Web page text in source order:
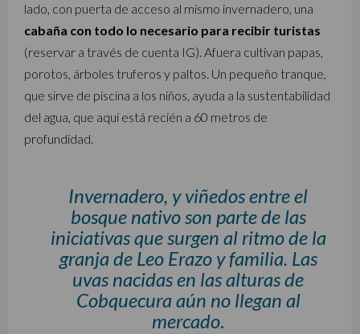
lado, con puerta de acceso al mismo invernadero, una
cabaña con todo lo necesario para recibir turistas
(reservar a través de cuenta IG). Afuera cultivan papas,
porotos, árboles truferos y paltos. Un pequeño tranque,
que sirve de piscina a los niños, ayuda a la sustentabilidad
del agua, que aquí está recién a 60 metros de
profundidad.
Invernadero, y viñedos entre el
bosque nativo son parte de las
iniciativas que surgen al ritmo de la
granja de Leo Erazo y familia. Las
uvas nacidas en las alturas de
Cobquecura aún no llegan al
mercado.